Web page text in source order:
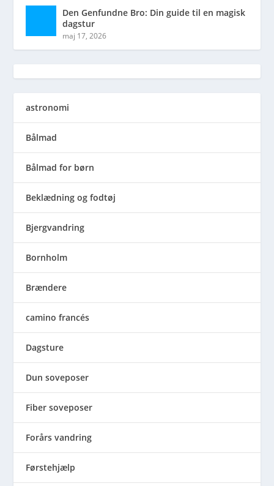
Den Genfundne Bro: Din guide til en magisk
dagstur
maj 17, 2026
astronomi
Bålmad
Bålmad for børn
Beklædning og fodtøj
Bjergvandring
Bornholm
Brændere
camino francés
Dagsture
Dun soveposer
Fiber soveposer
Forårs vandring
Førstehjælp